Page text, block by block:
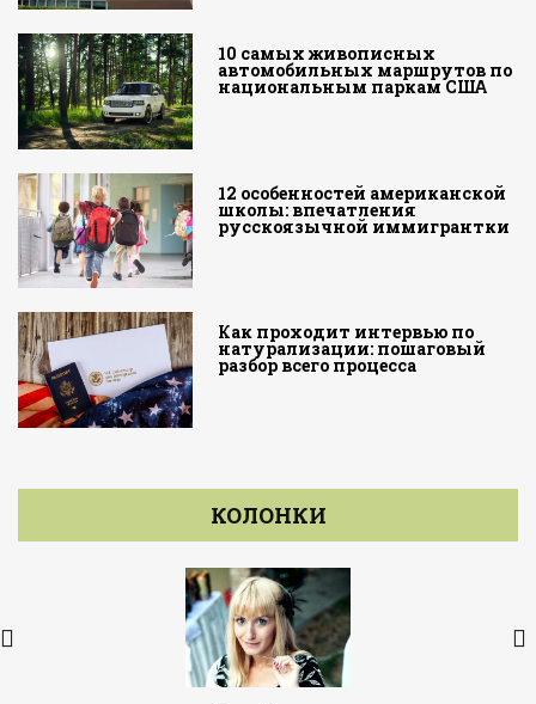
10 самых живописных
автомобильных маршрутов по
национальным паркам США
12 особенностей американской
школы: впечатления
русскоязычной иммигрантки
Как проходит интервью по
натурализации: пошаговый
разбор всего процесса
КОЛОНКИ